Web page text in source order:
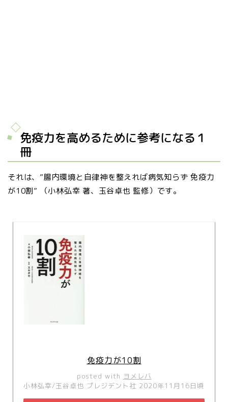
免疫力を高めるために参考になる１
冊
それは、”腸内環境と自律神を整えれば病気知らず 免疫力
が10割” （小林弘幸 著、玉谷卓也 監修）です。
免疫力が10割
posted with ヨメレバ
小林弘幸/玉谷卓也 プレジデント社 2020年11月16日頃